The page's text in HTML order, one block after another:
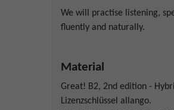
We will practise listening,
fluently and naturally.
Material
Great! B2, 2nd edition -
Lizenzschlüssel allango.